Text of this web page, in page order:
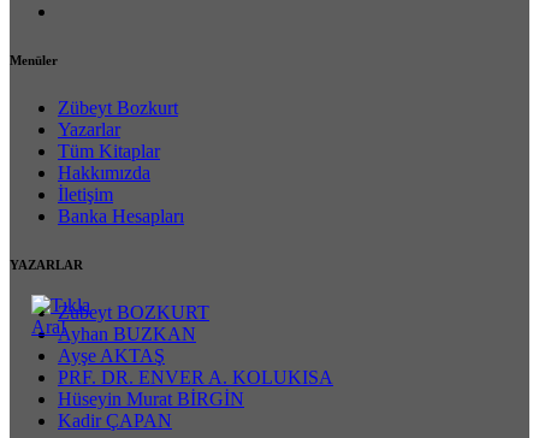
Menüler
Zübeyt Bozkurt
Yazarlar
Tüm Kitaplar
Hakkımızda
İletişim
Banka Hesapları
YAZARLAR
Zubeyt BOZKURT
Ayhan BUZKAN
Ayşe AKTAŞ
PRF. DR. ENVER A. KOLUKISA
Hüseyin Murat BİRGİN
Kadir ÇAPAN